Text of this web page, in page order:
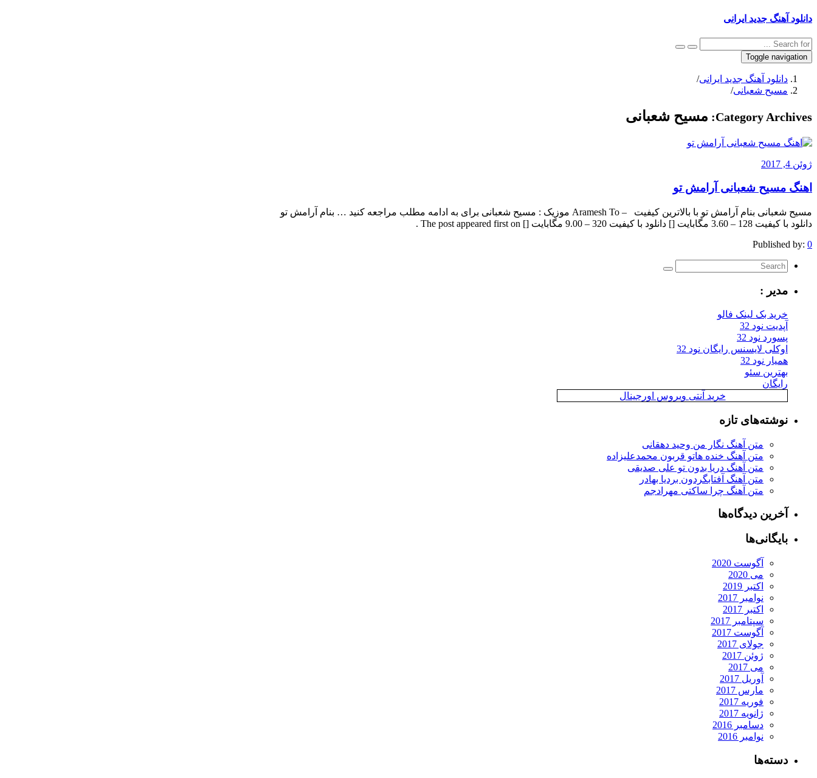
دانلود آهنگ جدید ایرانی
Toggle navigation
دانلود آهنگ جدید ایرانی/
مسیح شعبانی/
Category Archives: مسیح شعبانی
ژوئن 4, 2017
اهنگ مسیح شعبانی آرامش تو
مسیح شعبانی بنام آرامش تو با بالاترین کیفیت – Aramesh To موزیک : مسیح شعبانی برای به ادامه مطلب مراجعه کنید … بنام آرامش تو
دانلود با کیفیت 128 – 3.60 مگابایت [] دانلود با کیفیت 320 – 9.00 مگابایت [] The post appeared first on .
Published by: 0
مدیر :
خرید بک لینک فالو
آپدیت نود 32
پسورد نود 32
اوکلی لایسنس رایگان نود 32
همیار نود 32
بهترین سئو
رایگان
خرید آنتی ویروس اورجینال
نوشته‌های تازه
متن آهنگ نگار من وحید دهقانی
متن آهنگ خنده هاتو قربون محمدعلیزاده
متن آهنگ دریا بدون تو علی صدیقی
متن آهنگ آفتابگردون بردیا بهادر
متن آهنگ چرا ساکتی مهرادجم
آخرین دیدگاه‌ها
بایگانی‌ها
آگوست 2020
می 2020
اکتبر 2019
نوامبر 2017
اکتبر 2017
سپتامبر 2017
آگوست 2017
جولای 2017
ژوئن 2017
می 2017
آوریل 2017
مارس 2017
فوریه 2017
ژانویه 2017
دسامبر 2016
نوامبر 2016
دسته‌ها